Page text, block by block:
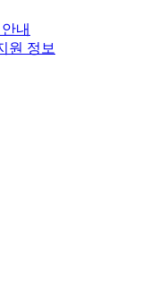
내
원 정보